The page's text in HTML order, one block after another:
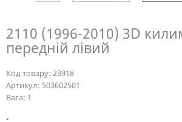
2110 (1996-2010) 3D
передній лівий
Код товару: 23918
Артикул: 503602501
Вага: 1
-